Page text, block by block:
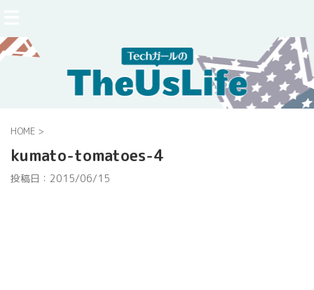
HOME >
kumato-tomatoes-4
投稿日： 2015/06/15